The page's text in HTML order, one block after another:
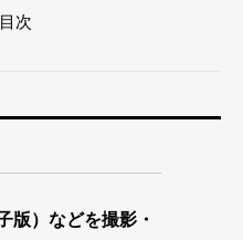
次
版）などを撮影・